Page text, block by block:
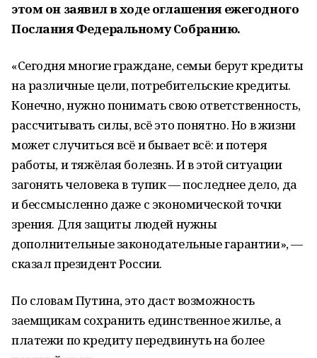
этом он заявил в ходе оглашения ежегодного
Послания Федеральному Собранию.
«Сегодня многие граждане, семьи берут кредиты
на различные цели, потребительские кредиты.
Конечно, нужно понимать свою ответственность,
рассчитывать силы, всё это понятно. Но в жизни
может случиться всё и бывает всё: и потеря
работы, и тяжёлая болезнь. И в этой ситуации
загонять человека в тупик — последнее дело, да
и бессмысленно даже с экономической точки
зрения. Для защиты людей нужны
дополнительные законодательные гарантии», —
сказал президент России.
По словам Путина, это даст возможность
заемщикам сохранить единственное жилье, а
платежи по кредиту передвинуть на более